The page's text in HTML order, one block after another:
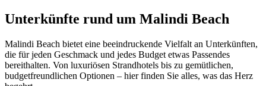
Unterkünfte rund um Malindi Beach
Malindi Beach bietet eine beeindruckende Vielfalt an Unterkünften,
die für jeden Geschmack und jedes Budget etwas Passendes
bereithalten. Von luxuriösen Strandhotels bis zu gemütlichen,
budgetfreundlichen Optionen – hier finden Sie alles, was das Herz